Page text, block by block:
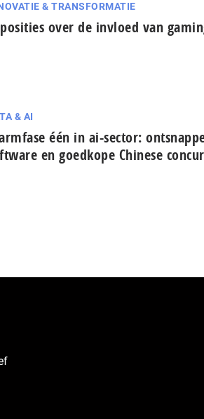
& TRANSFORMATIE
over de invloed van
& AI
één in ai-sector:
en goedkope Chinese